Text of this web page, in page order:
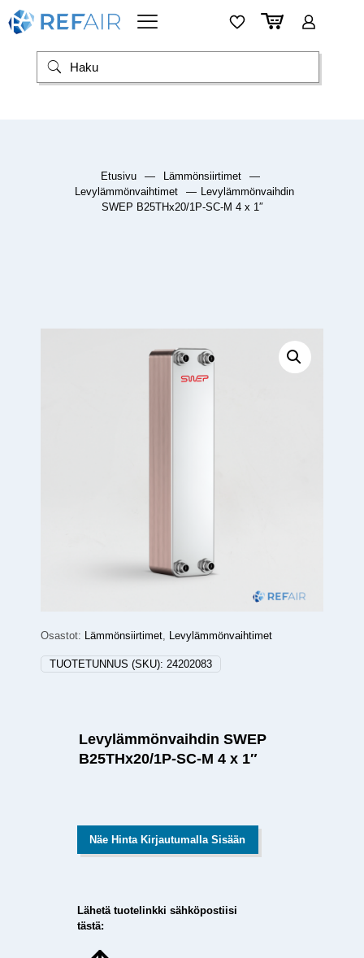
Etusivu — Lämmönsiirtimet
—
Levylämmönvaihtimet
— Levylämmönvaihdin
SWEP B25THx20/1P-SC-M 4 x 1″
Osastot: Lämmönsiirtimet, Levylämmönvaihtimet
TUOTETUNNUS (SKU): 24202083
Levylämmönvaihdin SWEP
B25THx20/1P-SC-M 4 x 1″
Näe Hinta Kirjautumalla Sisään
Lähetä tuotelinkki sähköpostiisi
tästä: